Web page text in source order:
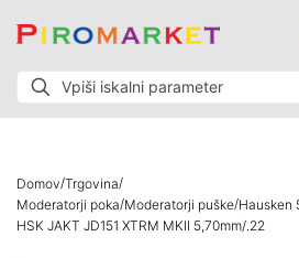
Domov/Trgovina/
Moderatorji poka/Moderatorji puške/Hausken
HSK JAKT JD151 XTRM MKII 5,70mm/.22